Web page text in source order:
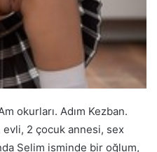
asılarak, sikini ta gırtlağıma kadar sokup, sarsıla sarsıla, inleye inleye boşaldı ağzıma! O kadar çok döl fışkırıyordu ki, hepsini yutamadım, birazı ağzımdan taştı! Osmanın sikini ve döllerini yalayarak temizledim. Sonra bunu önüme çöktürüp, amımın dudaklarını ayırdım, ?Göster bakalım marifetini! Amcığımı yala!? dedim. Osman yumuldu amcığıma, ellerini götümün altına koyarak amımı biraz yükseltti, nasıl yalıyor ama! Amımı yaladığı 15-20 dakikalık müddette, ben iki sefer orgazm olmuş boşalmıştım. Tişörtümü çıkardım, göğüslerimi verdim ağzına. Sırayla birini emiyor bırakıyor, ötekini alıyordu ağzına. Bir mühlet de göğüslerimi yalayıp emdikten sonra, elimi sikine attım. Siki tekrar sertleşmiş, yeniden göbeğine yapışmıştı. Osmanı üzerime hakikat çekerek sikinin başını ağzıma alıp ıslattım ve sikini, ellerimle birleştirdiğim göğüslerimin ortasına yerleştirdim. Osman sikiyle göğüslerimin ortasında biraz gidip gelmeye başladı. 4-5 dakika göğüslerimi siktikten sonra, tekrar sikini ağzıma alıp emdim biraz. Saatlerce emebilirdim, çok tatlı siki vardı. Lakin kısa kestim, zira biliyordum ki, Osman amımı sikmek için sabırsızlanıyordu. Koltuklar rahatsız olduğundan kalktık ve alt kattaki yatak odasına geçtik. Ben daha yatağa sırtüstü uzanır uzanmaz, Osman bacak aramda yerini alarak üstüme uzandı. Esasen sırılsıklam sulanmış amcığıma bir seferde soktu sikini ve meczup üzere gidip gelmeye başladı. Ben, ?Yavaş!? dedikçe, dinlemedi 2 dakikada boşaldı, yığıldı kaldı üstüme! ?Napıyım Teyze, çok heyecanlıyım, meskende giydiğin külotların hepsini ezberledim, nezamandır o külotların içindekini sikmeyi hayal ediyordum!? dedi. Gülerek, ?Vay fırlama vaayy!? dedim, bunu üstümden indirip sırtüstü yatırdım. Sikine bulaşmış olan dölleri yaladıktan sonra, taşaklarını ağzıma aldım emmeye başladım. Sonra götünün deliğini yalayıp dilimi sokunca, Osmanın siki tekrar sertleşmeye başladı. Biraz da sikini yalayıp, cet biner üzere üstüne bindim. Ve inip çıkmaya başladım. Bu sefer tempoyu ben ayarlıyordum. Ve Osmanı boşaltmadan, o konumda beni 15-20 dakika sikmesini sağladım. Sonra üstünden inip durum değiştirdim, yatağa domaldım, Osmanı da gerime çektim. Sikini tutup arttan amıma soktum, ?Bu sefer tez etme hayatım, yavaş yavaş sik!? dedim. Osman amıma yavaş yavaş gidip gelmeye, tadını çıkara çıkara sikmeye başladı. Ben, bu siktiği 15 dakikada birkez daha orgazm oldum. Osman neden sonra götümün deliğini fark etti ve büzüğümle oynamaya başladı. ?Ordan da istiyormusun hayatım?? diye sorunca, yutkunarak yalnızca ?Hı, hı!? dedi. Elimi geriye attım ve sikini amımdan çıkararak, götümün deliğine yerleştirdim, ?Hadi sok hayatım! Fakat, yavaş ol!? dedim. Osman götümün yanaklarını elleriyle ayırıp, yüklenmeye başladı. Ben de kıçımı güzelce geriye vererek, belimi çukurlaştırıp, başımı yastığa gömdüm. Kocamla da götten sikiştiğimiz için, götüm sikilmeye alışkındır ve götten de çok zevk alırım. Osmanın sikini de zorlanmadan köküne kadar götüme aldım. Osman yavaş yavaş götümü sikmeye başladı. 10 dakika kadar yavaş tempoda siktikten sonra, ?Şimdi hızlan hayatım!? dedim. Götüm kıvama gelmişti uygunca. Osman hızlanmaya başladı. Götümü süratli sikiyordu, lakin benim götümden zevk alabilmem için çok daha süratli ve çok sert sikilmem lazımdı. ?Daha süratli sik! Daha sert sik götümü!? diyordum, fakat Osman gereğince sert pompalayamıyordu. Osmana gaz vermek için, ?Şu anda üstte Selim senin o Orospu anneni nebiçim sikiyordur! İnletiyordur valla! Annenin amını götünü paramparça ediyordur, dağıtıyordur! Haydi sen de benim götümü dağıt! Annenin intikamını al hayatım!? deyince, nasıl dolduruşa geldi ama! ?Sus amına koduğumun Orospusu, annemi karıştırma!? diyerek, nasıl pompalamaya başladı götüme! Resmen çıldırmış, kudurmuş üzere sikiyordu götümü. Siki, son süratle dikiş makinesi üzere götüme girip çıkarken, ?Şlap! Şlap! Pat! Pat!? sesleri eminim taa üstten duyulmuştur. Hatta bir orta yatak kırılacak diye düşündüm. Saçımı asılarak, götümü o denli bir hırsla sikti ki, götümden de amımdan da orgazm oldum! Çok geçmeden, Osman da döllerini götüme fışkırttı ve üzerime yığıldı. Üzerimizi giyinip salona geçtik, oturduk. 20 dakika sonra da, ablamla oğlum perişan bir halde indiler aşağıya… Yaz tatili boyunca bunu daima tekrarladık. Ben ablamın oğluyla, ablam da benim oğlumla, hergün sikiştik. Odalarda, duşta, balkonda, ne vakit nerde canımız çektiyse durmadan sikiştik. Artık Almanyadayız, konutumuza geldik, lakin sikişlerimiz devam ediyor. K